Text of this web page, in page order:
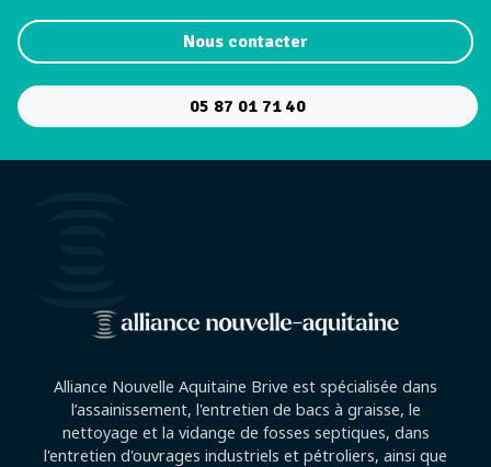
Nous contacter
05 87 01 71 40
Alliance Nouvelle Aquitaine Brive est spécialisée dans
l’assainissement, l'entretien de bacs à graisse, le
nettoyage et la vidange de fosses septiques, dans
l'entretien d'ouvrages industriels et pétroliers, ainsi que